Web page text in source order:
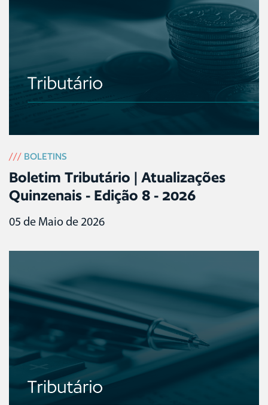
/// BOLETINS
Boletim Tributário | Atualizações
Quinzenais - Edição 8 - 2026
05 de Maio de 2026